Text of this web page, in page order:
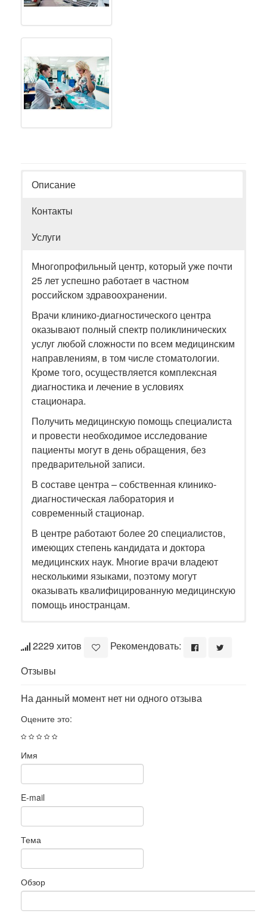
Описание
Контакты
Услуги
Многопрофильный центр, который уже почти
25 лет успешно работает в частном
российском здравоохранении.
Врачи клинико-диагностического центра
оказывают полный спектр поликлинических
услуг любой сложности по всем медицинским
направлениям, в том числе стоматологии.
Кроме того, осуществляется комплексная
диагностика и лечение в условиях
стационара.
Получить медицинскую помощь специалиста
и провести необходимое исследование
пациенты могут в день обращения, без
предварительной записи.
В составе центра – собственная клинико-
диагностическая лаборатория и
современный стационар.
В центре работают более 20 специалистов,
имеющих степень кандидата и доктора
медицинских наук. Многие врачи владеют
несколькими языками, поэтому могут
оказывать квалифицированную медицинскую
помощь иностранцам.
2229 хитов
Рекомендовать:
Отзывы
На данный момент нет ни одного отзыва
Оцените это:
Имя
E-mail
Тема
Обзор